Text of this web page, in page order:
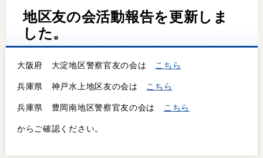
地区友の会活動報告を更新しま
した。
大阪府 大淀地区警察官友の会は こちら
兵庫県 神戸水上地区友の会は こちら
兵庫県 豊岡南地区警察官友の会は こちら
からご確認ください。